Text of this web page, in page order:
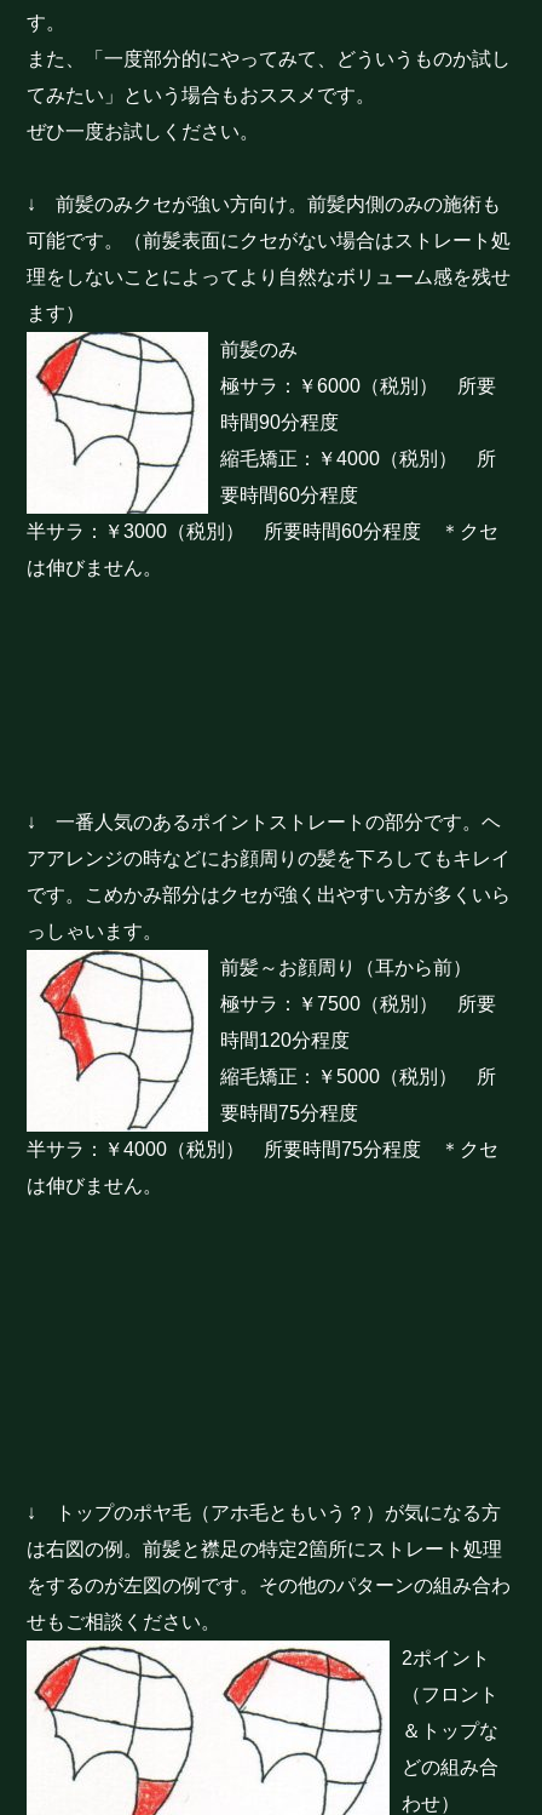
す。
また、「一度部分的にやってみて、どういうものか試し
てみたい」という場合もおススメです。
ぜひ一度お試しください。
↓ 前髪のみクセが強い方向け。前髪内側のみの施術も
可能です。（前髪表面にクセがない場合はストレート処
理をしないことによってより自然なボリューム感を残せ
ます）
前髪のみ
極サラ：￥6000（税別） 所要
時間90分程度
縮毛矯正：￥4000（税別） 所
要時間60分程度
半サラ：￥3000（税別） 所要時間60分程度 ＊クセ
は伸びません。
↓ 一番人気のあるポイントストレートの部分です。ヘ
アアレンジの時などにお顔周りの髪を下ろしてもキレイ
です。こめかみ部分はクセが強く出やすい方が多くいら
っしゃいます。
前髪～お顔周り（耳から前）
極サラ：￥7500（税別） 所要
時間120分程度
縮毛矯正：￥5000（税別） 所
要時間75分程度
半サラ：￥4000（税別） 所要時間75分程度 ＊クセ
は伸びません。
↓ トップのポヤ毛（アホ毛ともいう？）が気になる方
は右図の例。前髪と襟足の特定2箇所にストレート処理
をするのが左図の例です。その他のパターンの組み合わ
せもご相談ください。
2ポイント
（フロント
＆トップな
どの組み合
わせ）